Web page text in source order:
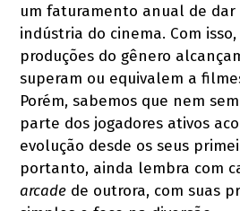
um faturamento anual de dar
indústria do cinema. Com
produções do gênero
superam ou equivalem a
Porém, sabemos que nem
parte dos jogadores ativos
evolução desde os seus
portanto, ainda lembra com
arcade de outrora, com suas